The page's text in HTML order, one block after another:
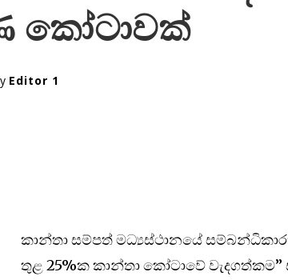
කෝටාවක්
Editor 1
කාන්තා සම්පත් මධ්‍යස්ථානයේ
තුළ 25%ක කාන්තා කෝටාවේ